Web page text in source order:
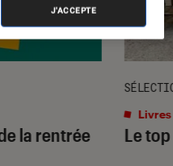
la rentrée
Le
Livres
J'ACCEPTE